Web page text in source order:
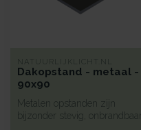
NATUURLIJKLICHT.NL
Dakopstand - metaal -
90x90
Metalen opstanden zijn
bijzonder stevig, onbrandbaar